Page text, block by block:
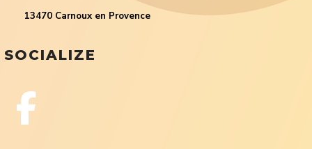
13470 Carnoux en Provence
SOCIALIZE